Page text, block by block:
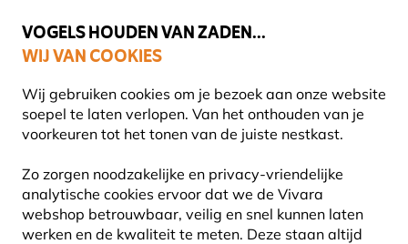
VOGELS HOUDEN VAN ZADEN...
WIJ VAN COOKIES
Wij gebruiken cookies om je bezoek aan onze website
soepel te laten verlopen. Van het onthouden van je
voorkeuren tot het tonen van de juiste nestkast.
Zo zorgen noodzakelijke en privacy-vriendelijke
analytische cookies ervoor dat we de Vivara
webshop betrouwbaar, veilig en snel kunnen laten
werken en de kwaliteit te meten. Deze staan altijd
Uitstekend beoordeeld door klanten in 11 landen
Gratis thuisbezorgd bij orders vanaf €59
5% KORTING